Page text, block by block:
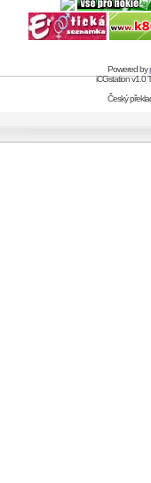
Powered by
iCGstation v1.0
Český